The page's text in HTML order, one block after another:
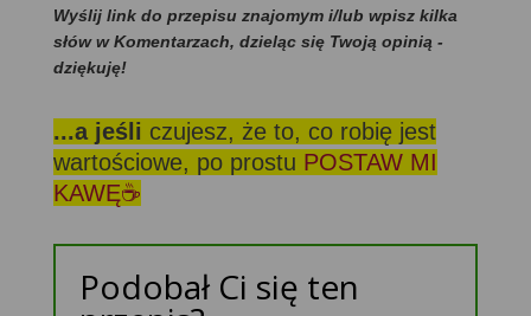
Wyślij link do przepisu znajomym i/lub wpisz kilka
słów w Komentarzach, dzieląc się Twoją opinią -
dziękuję!
...a jeśli czujesz, że to, co robię jest
wartościowe, po prostu POSTAW MI
KAWĘ☕
Podobał Ci się ten